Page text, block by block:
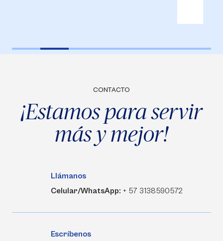
CONTACTO
¡Estamos para servir
más y mejor!
Llámanos
Celular/WhatsApp: + 57 3138590572
Escríbenos